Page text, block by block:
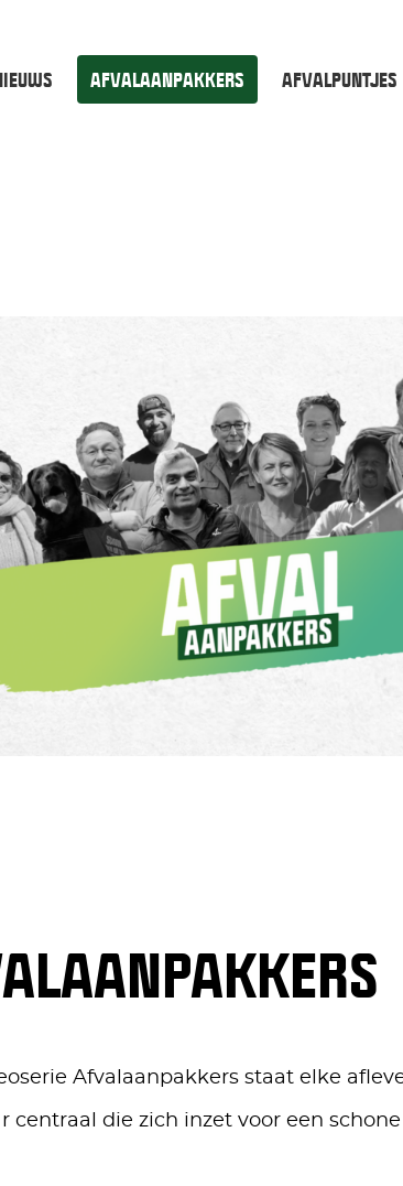
AFVALAANPAKKERS AFVALPUNTJES
Afvalaanpakkers staat elke
centraal die zich inzet voor een schone